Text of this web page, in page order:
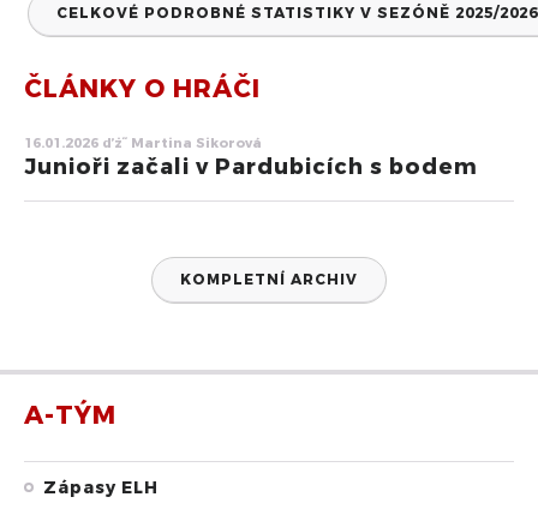
CELKOVÉ PODROBNÉ STATISTIKY V SEZÓNĚ 2025/2026
ČLÁNKY O HRÁČI
16.01.2026 ďż˝ Martina Sikorová
Junioři začali v Pardubicích s bodem
KOMPLETNÍ ARCHIV
A-TÝM
Zápasy ELH